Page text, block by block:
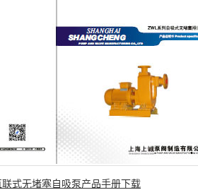
式无堵塞自吸泵产品手册下载